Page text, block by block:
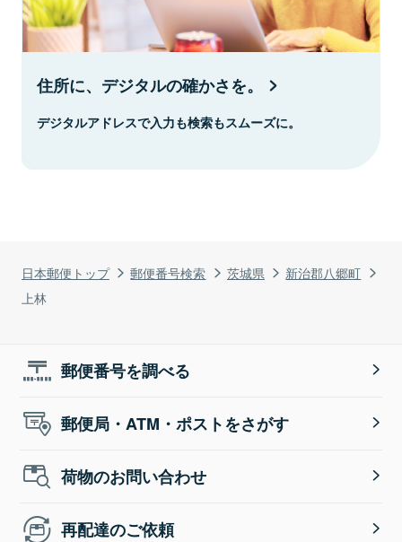
日本郵便トップ 郵便番号検索 茨城県
新治郡八郷町
上林
住所に、デジタルの確かさを。
デジタルアドレスで入力も検索もスムーズに。
郵便番号を調べる
郵便局・ATM・ポストをさがす
荷物のお問い合わせ
再配達のご依頼